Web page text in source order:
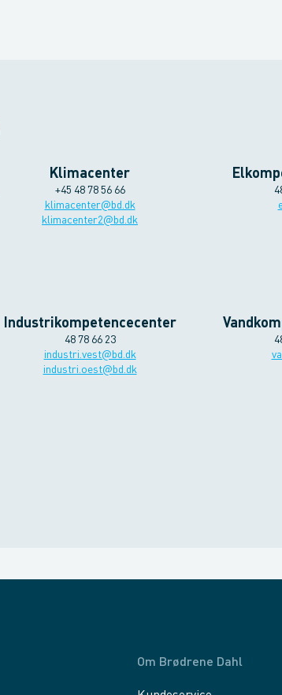
Klimacenter
+45 48 78 56 66
klimacenter@bd.dk
klimacenter2@bd.dk
Industrikompetencecenter
48 78 66 23
industri.vest@bd.dk
industri.oest@bd.dk
Om Brødrene Dahl